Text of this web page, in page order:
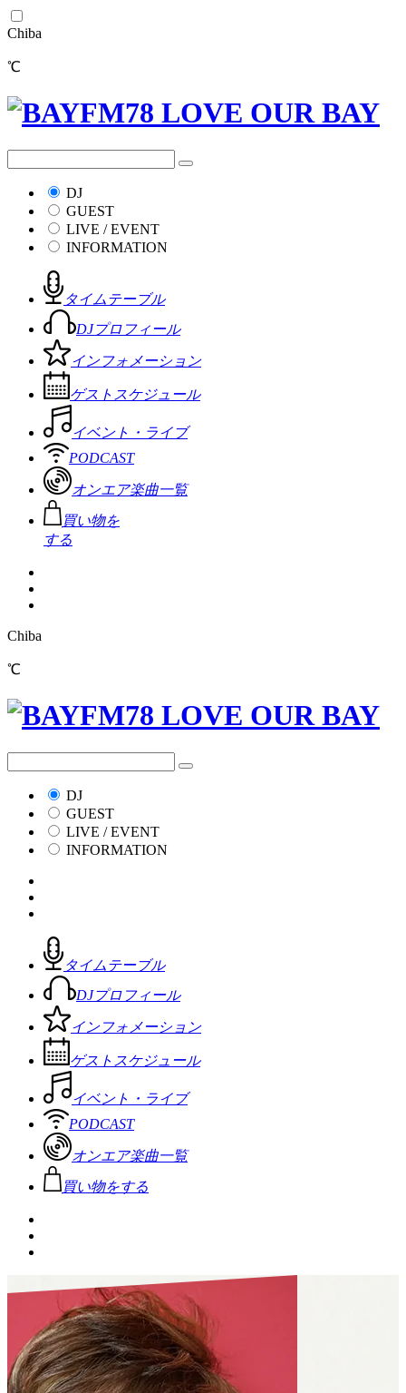
Chiba
℃
DJ
GUEST
LIVE / EVENT
INFORMATION
タイムテーブル
DJプロフィール
インフォメーション
ゲストスケジュール
イベント・ライブ
PODCAST
オンエア楽曲一覧
買い物を
する
Chiba
℃
DJ
GUEST
LIVE / EVENT
INFORMATION
タイムテーブル
DJプロフィール
インフォメーション
ゲストスケジュール
イベント・ライブ
PODCAST
オンエア楽曲一覧
買い物をする